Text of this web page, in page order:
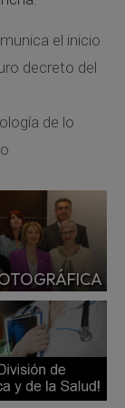
el inicio
decreto del
de lo